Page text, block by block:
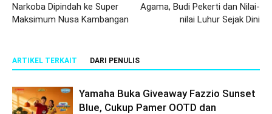
Narkoba Dipindah ke Super
Maksimum Nusa Kambangan
Agama, Budi Pekerti dan Nilai-
nilai Luhur Sejak Dini
ARTIKEL TERKAIT DARI PENULIS
Yamaha Buka Giveaway Fazzio Sunset
Blue, Cukup Pamer OOTD dan